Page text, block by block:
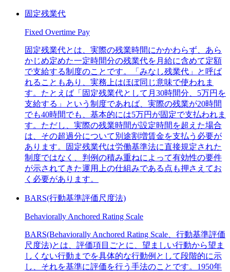
固定残業代
Fixed Overtime Pay
固定残業代とは、実際の残業時間にかかわらず、あら
かじめ定めた一定時間分の残業代を月給に含めて定額
で支給する制度のことです。「みなし残業代」と呼ば
れることもあり、実務上はほぼ同じ意味で使われま
す。たとえば「固定残業代として月30時間分、5万円を
支給する」という制度であれば、実際の残業が20時間
でも40時間でも、基本的には5万円が固定で支払われま
す。ただし、実際の残業時間が設定時間を超えた場合
は、その超過分について別途割増賃金を支払う必要が
あります。固定残業代は労働基準法に直接規定された
制度ではなく、判例の積み重ねによって有効性の要件
が示されてきた運用上の仕組みである点も押さえてお
く必要があります。
BARS(行動基準評価尺度法)
Behaviorally Anchored Rating Scale
BARS(Behaviorally Anchored Rating Scale、行動基準評価
尺度法)とは、評価項目ごとに、望ましい行動から望ま
しくない行動までを具体的な行動例として段階的に示
し、それを基準に評価を行う手法のことです。1950年